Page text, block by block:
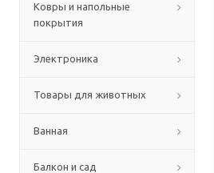
Ковры и напольные
покрытия
Электроника
Товары для животных
Ванная
Балкон и сад